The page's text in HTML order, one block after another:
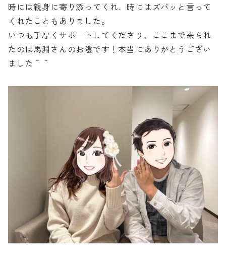
時には親身に寄り添ってくれ、時にはズバッと言って
くれたこともありました。
いつも手厚くサポートしてくださり、ここまで来られ
たのは馬淵さんのお陰です！本当にありがとうござい
ました＾＾